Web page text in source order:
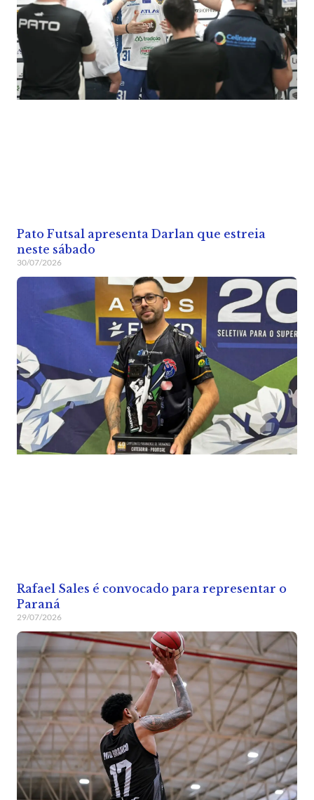
Pato Futsal apresenta Darlan que estreia
neste sábado
30/07/2026
Rafael Sales é convocado para representar o
Paraná
29/07/2026